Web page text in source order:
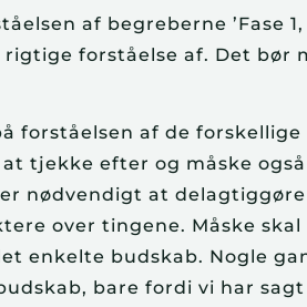
af begreberne ’Fase 1,
forståelse af. Det bør
forståelsen af de
tjekke efter og måske
nødvendigt at
over tingene. Måske skal
enkelte budskab. Nogle
bare fordi vi har